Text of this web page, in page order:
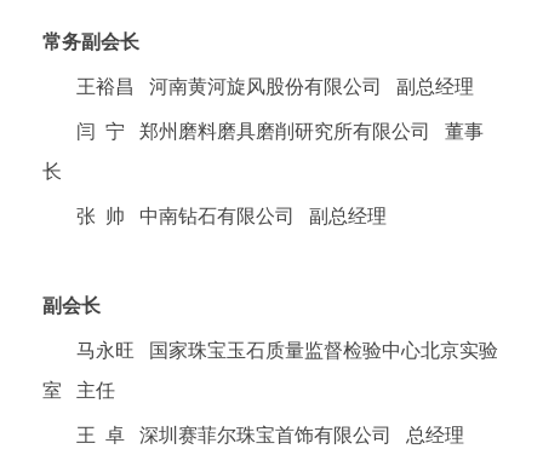
常务副会长
王裕昌 河南黄河旋风股份有限公司 副总经理
闫 宁 郑州磨料磨具磨削研究所有限公司 董事
长
张 帅 中南钻石有限公司 副总经理
副会长
马永旺 国家珠宝玉石质量监督检验中心北京实验
室 主任
王 卓 深圳赛菲尔珠宝首饰有限公司 总经理